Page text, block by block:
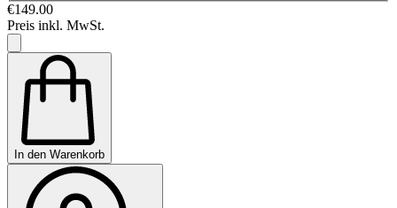
€149.00
Preis inkl. MwSt.
In den Warenkorb